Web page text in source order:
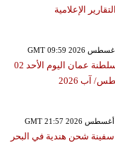
الإعلامية
سعر الذهب في سلطنة عمان اليوم الأحد 02
آب 2026
شحن هندية في البحر